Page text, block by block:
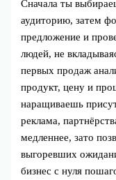
Сначала ты
аудиторию, затем
предложение и
людей, не
первых продаж
продукт, цену и
наращиваешь
реклама,
медленнее, зато
выгоревших
бизнес с нуля